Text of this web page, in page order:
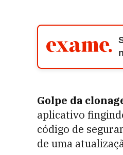
Golpe da
aplicativo
código de
de uma